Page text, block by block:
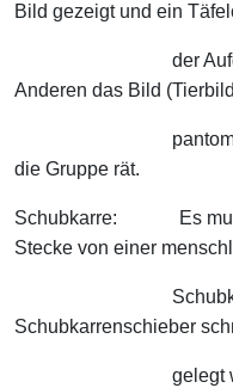
Bild gezeigt und ein
der Aufgabe.
Anderen das Bild
pantomimisch
die Gruppe rät.
Schubkarre: Es muss
Stecke von einer
Schubkarre
Schubkarrenschieber
gelegt